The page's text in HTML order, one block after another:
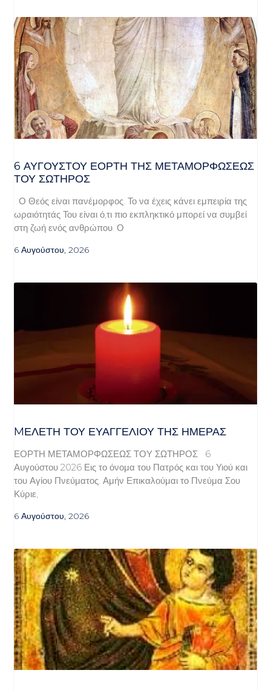
6 ΑΥΓΟΥΣΤΟΥ ΕΟΡΤΗ ΤΗΣ ΜΕΤΑΜΟΡΦΩΣΕΩΣ
ΤΟΥ ΣΩΤΗΡΟΣ
Ο Θεός είναι πανέμορφος. Το να έχεις κάνει εμπειρία της
ωραιότητάς Του είναι ό,τι πιο εκπληκτικό μπορεί να συμβεί
στη ζωή ενός ανθρώπου. Ο
6 Αυγούστου, 2026
MΕΛΈΤΗ ΤΟΥ ΕΥΑΓΓΕΛΊΟΥ ΤΗΣ ΗΜΈΡΑΣ
ΕΟΡΤΗ ΜΕΤΑΜΟΡΦΩΣΕΩΣ ΤΟΥ ΣΩΤΗΡΟΣ 6
Αυγούστου 2026 Εις το όνομα του Πατρός και του Υιού και
του Αγίου Πνεύματος. Αμήν Επικαλούμαι το Πνεύμα Σου
Κύριε,
6 Αυγούστου, 2026